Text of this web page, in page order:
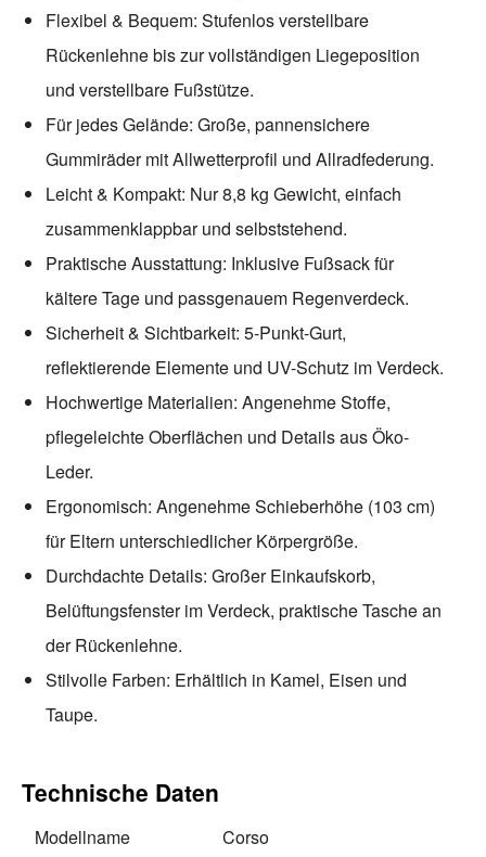
Flexibel & Bequem: Stufenlos verstellbare
Rückenlehne bis zur vollständigen Liegeposition
und verstellbare Fußstütze.
Für jedes Gelände: Große, pannensichere
Gummiräder mit Allwetterprofil und Allradfederung.
Leicht & Kompakt: Nur 8,8 kg Gewicht, einfach
zusammenklappbar und selbststehend.
Praktische Ausstattung: Inklusive Fußsack für
kältere Tage und passgenauem Regenverdeck.
Sicherheit & Sichtbarkeit: 5-Punkt-Gurt,
reflektierende Elemente und UV-Schutz im Verdeck.
Hochwertige Materialien: Angenehme Stoffe,
pflegeleichte Oberflächen und Details aus Öko-
Leder.
Ergonomisch: Angenehme Schieberhöhe (103 cm)
für Eltern unterschiedlicher Körpergröße.
Durchdachte Details: Großer Einkaufskorb,
Belüftungsfenster im Verdeck, praktische Tasche an
der Rückenlehne.
Stilvolle Farben: Erhältlich in Kamel, Eisen und
Taupe.
Technische Daten
Modellname
Corso